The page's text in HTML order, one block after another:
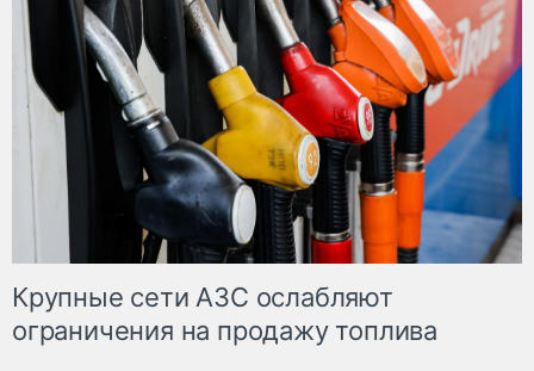
Крупные сети АЗС ослабляют
ограничения на продажу топлива